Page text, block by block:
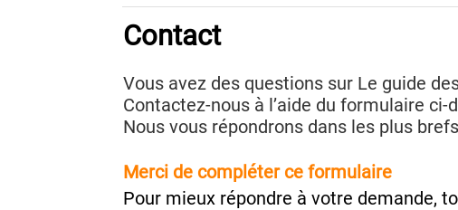
Vous avez des questions sur Le guide
Contactez-nous à l’aide du formulaire ci-
Nous vous répondrons dans les plus
Merci de compléter ce formulaire
Pour mieux répondre à votre demande,
Contact